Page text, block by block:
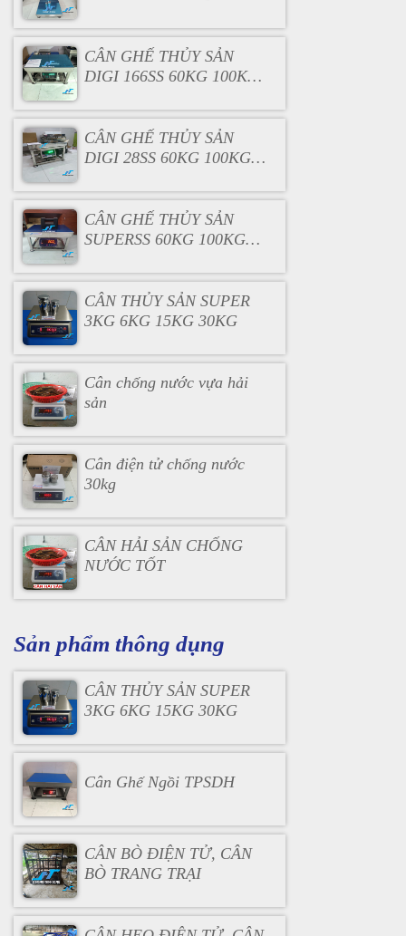
CÂN GHẾ THỦY SẢN
DIGI 166SS 60KG 100KG
CÂN GHẾ THỦY SẢN
DIGI 28SS 60KG 100KG
CÂN GHẾ THỦY SẢN
SUPERSS 60KG 100KG
CÂN THỦY SẢN SUPER
3KG 6KG 15KG 30KG
Cân chống nước vựa hải
sản
Cân điện tử chống nước
30kg
CÂN HẢI SẢN CHỐNG
NƯỚC TỐT
Sản phẩm thông dụng
CÂN THỦY SẢN SUPER
3KG 6KG 15KG 30KG
Cân Ghế Ngồi TPSDH
CÂN BÒ ĐIỆN TỬ, CÂN
BÒ TRANG TRẠI